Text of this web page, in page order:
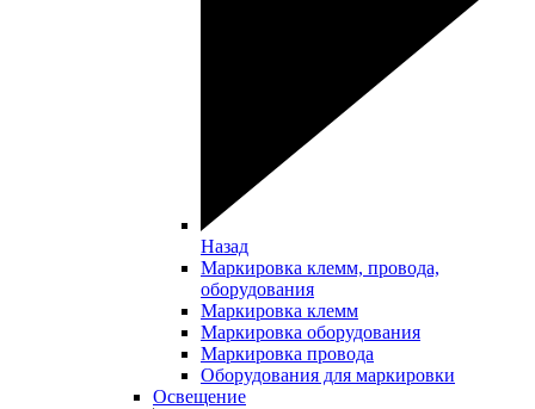
Назад
Маркировка клемм, провода,
оборудования
Маркировка клемм
Маркировка оборудования
Маркировка провода
Оборудования для маркировки
Освещение